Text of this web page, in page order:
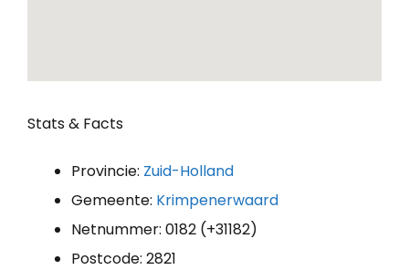
Stats & Facts
Provincie: Zuid-Holland
Gemeente: Krimpenerwaard
Netnummer: 0182 (+31182)
Postcode: 2821